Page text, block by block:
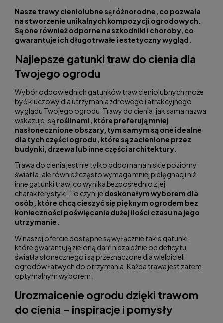
Nasze trawy cieniolubne są różnorodne, co pozwala
na stworzenie unikalnych kompozycji ogrodowych.
Są one również odporne na szkodniki i choroby, co
gwarantuje ich długotrwałe i estetyczny wygląd.
Najlepsze gatunki traw do cienia dla
Twojego ogrodu
Wybór odpowiednich gatunków traw cieniolubnych może
być kluczowy dla utrzymania zdrowego i atrakcyjnego
wyglądu Twojego ogrodu. Trawy do cienia, jak sama nazwa
wskazuje, są roślinami, które preferują mniej
nasłonecznione obszary, tym samym są one idealne
dla tych części ogrodu, które są zacienione przez
budynki, drzewa lub inne części architektury.
Trawa do cienia jest nie tylko odporna na niskie poziomy
światła, ale również często wymaga mniej pielęgnacji niż
inne gatunki traw, co wynika bezpośrednio z jej
charakterystyki. To czyni je doskonałym wyborem dla
osób, które chcą cieszyć się pięknym ogrodem bez
konieczności poświęcania dużej ilości czasu na jego
utrzymanie.
W naszej ofercie dostępne są wyłącznie takie gatunki,
które gwarantują zieloną darń niezależnie od deficytu
światła słonecznego i są przeznaczone dla wielbicieli
ogrodów łatwych do otrzymania. Każda trawa jest zatem
optymalnym wyborem.
Urozmaicenie ogrodu dzięki trawom
do cienia – inspiracje i pomysły